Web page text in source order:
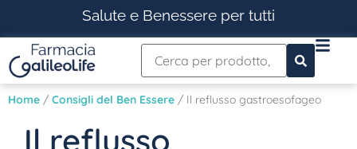
Salute e Benessere per tutti
Home / Consigli del Ben Essere / Il reflusso gastroesofageo
Il reflusso